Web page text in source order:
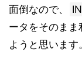
面倒なので、
ータをそのま
ようと思います。